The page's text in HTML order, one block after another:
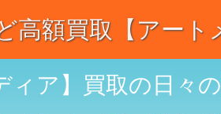
高額買取【アー
ィア】買取の日々